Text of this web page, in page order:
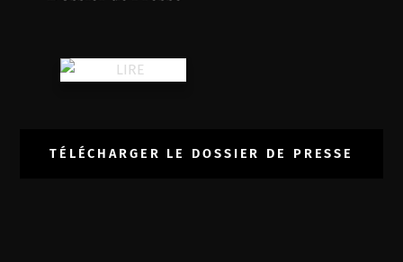
TÉLÉCHARGER LE DOSSIER DE PRESSE